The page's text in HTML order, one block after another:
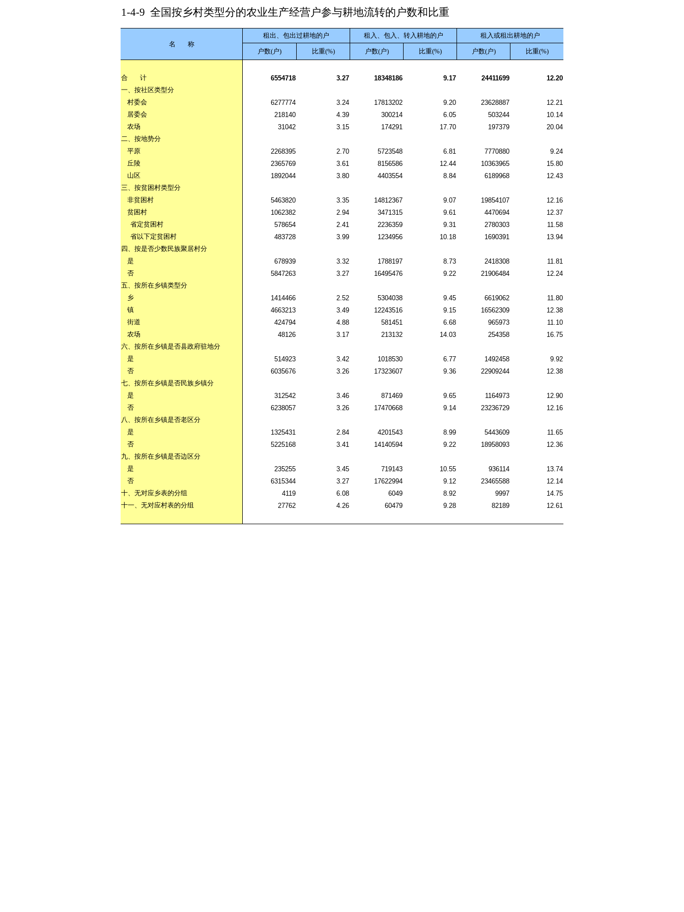
1-4-9 全国按乡村类型分的农业生产经营户参与耕地流转的户数和比重
名 称
租出、包出过耕地的户 租入、包入、转入耕地的户 租入或租出耕地的户
户数(户) 比重(%) 户数(户) 比重(%) 户数(户) 比重(%)
合 计 6554718 3.27 18348186 9.17 24411699
12.20
一、按社区类型分
村委会
6277774 3.24 17813202 9.20 23628887
12.21
居委会
218140 4.39 300214 6.05 503244
10.14
农场
31042 3.15 174291 17.70 197379
20.04
二、按地势分
平原
2268395 2.70 5723548 6.81 7770880
9.24
丘陵
2365769 3.61 8156586 12.44 10363965
15.80
山区
1892044 3.80 4403554 8.84 6189968
12.43
三、按贫困村类型分
非贫困村
5463820 3.35 14812367 9.07 19854107
12.16
贫困村
1062382 2.94 3471315 9.61 4470694
12.37
省定贫困村
578654 2.41 2236359 9.31 2780303
11.58
省以下定贫困村
483728 3.99 1234956 10.18 1690391
13.94
四、按是否少数民族聚居村分
是
678939 3.32 1788197 8.73 2418308
11.81
否
5847263 3.27 16495476 9.22 21906484
12.24
五、按所在乡镇类型分
乡
1414466 2.52 5304038 9.45 6619062
11.80
镇
4663213 3.49 12243516 9.15 16562309
12.38
街道
424794 4.88 581451 6.68 965973
11.10
农场
48126 3.17 213132 14.03 254358
16.75
六、按所在乡镇是否县政府驻地分
是
514923 3.42 1018530 6.77 1492458
9.92
否
6035676 3.26 17323607 9.36 22909244
12.38
七、按所在乡镇是否民族乡镇分
是
312542 3.46 871469 9.65 1164973
12.90
否
6238057 3.26 17470668 9.14 23236729
12.16
八、按所在乡镇是否老区分
是
1325431 2.84 4201543 8.99 5443609
11.65
否
5225168 3.41 14140594 9.22 18958093
12.36
九、按所在乡镇是否边区分
是
235255 3.45 719143 10.55 936114
13.74
否
6315344 3.27 17622994 9.12 23465588
12.14
十、无对应乡表的分组
4119 6.08 6049 8.92 9997
14.75
十一、无对应村表的分组
27762 4.26 60479 9.28 82189 12.61